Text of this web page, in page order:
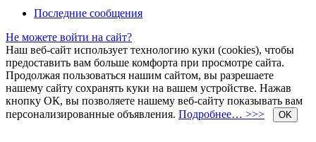
Последние сообщения
Не можете войти на сайт?
Наш веб-сайт использует технологию куки (cookies), чтобы
предоставить вам больше комфорта при просмотре сайта.
Продолжая пользоваться нашим сайтом, вы разрешаете
нашему сайту сохранять куки на вашем устройстве. Нажав
кнопку ОК, вы позволяете нашему веб-сайту показывать вам
персонализированные объявления. Подробнее… >>> OK